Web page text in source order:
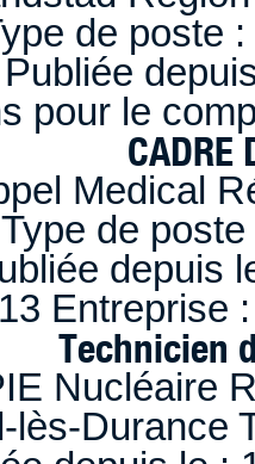
de poste
pour le
CADRE
Medical
de
depuis
Technicien
Nucléaire
lès-Durance